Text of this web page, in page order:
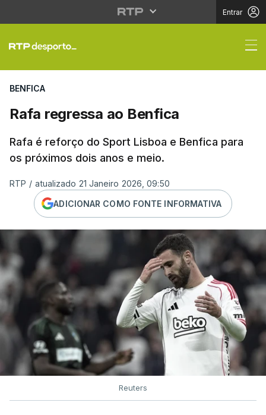
Entrar
Rafa regressa ao
BENFICA
Rafa regressa ao Benfica
Rafa é reforço do Sport Lisboa e Benfica para
os próximos dois anos e meio.
RTP / atualizado 21 Janeiro 2026, 09:50
ADICIONAR COMO FONTE INFORMATIVA
Reuters